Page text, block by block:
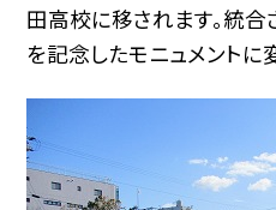
田高校に移されます。統
を記念したモニュメントに